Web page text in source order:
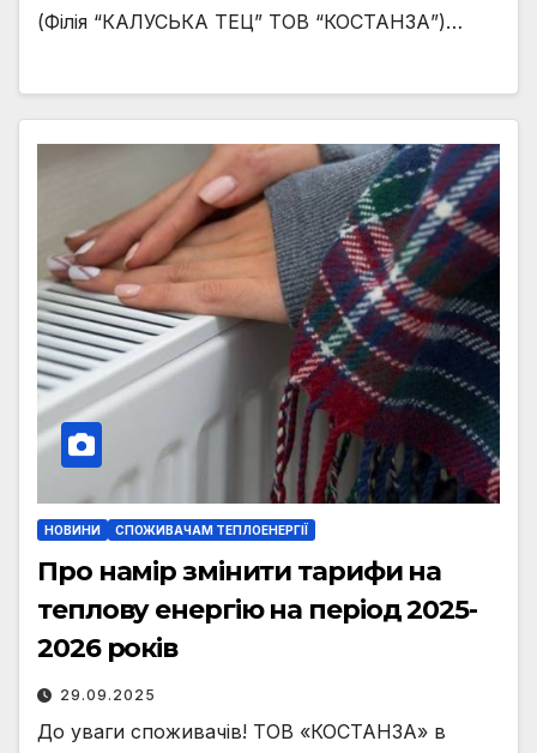
(Філія “КАЛУСЬКА ТЕЦ” ТОВ “КОСТАНЗА”)…
НОВИНИ СПОЖИВАЧАМ ТЕПЛОЕНЕРГІЇ
Про намір змінити тарифи на
теплову енергію на період 2025-
2026 років
29.09.2025
До уваги споживачів! ТОВ «КОСТАНЗА» в